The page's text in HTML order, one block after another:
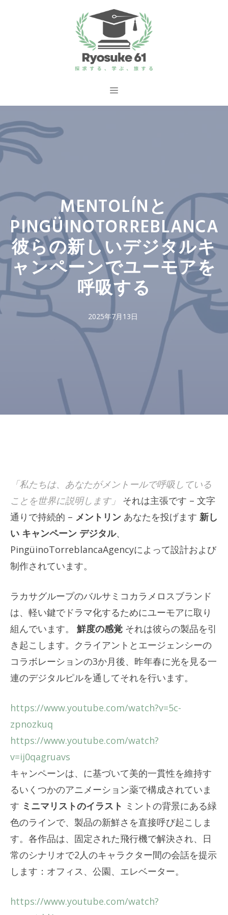
ス
キ
ッ
プ
メ
MENTOLÍNと
PINGÜINOTORREBLANCA
彼らの新しいデジタルキ
ャンペーンでユーモアを
呼吸する
2025年7月13日
「私たちは、あなたがメントールで呼吸している
ことを世界に説明します」
それは主張です – 文字
通りで持続的 – メントリン あなたを投げます 新し
い キャンペーン デジタル、
PingüinoTorreblancaAgencyによって設計および
制作されています。
ラカサグループのバルサミコカラメロスブランド
は、軽い鍵でドラマ化するためにユーモアに取り
組んでいます。 鮮度の感覚 それは彼らの製品を引
き起こします。クライアントとエージェンシーの
コラボレーションの3か月後、昨年春に光を見る一
連のデジタルピルを通してそれを行います。
https://www.youtube.com/watch?v=5c-
zpnozkuq
https://www.youtube.com/watch?
v=ij0qagruavs
キャンペーンは、に基づいて美的一貫性を維持す
るいくつかのアニメーション薬で構成されていま
す ミニマリストのイラスト ミントの背景にある緑
色のラインで、製品の新鮮さを直接呼び起こしま
す。各作品は、固定された飛行機で解決され、日
常のシナリオで2人のキャラクター間の会話を提示
します：オフィス、公園、エレベーター。
https://www.youtube.com/watch?